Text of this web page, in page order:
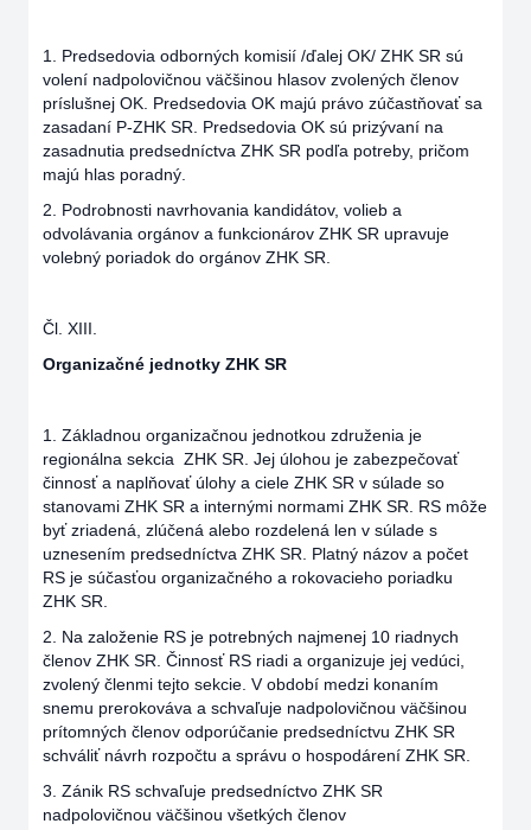
1. Predsedovia odborných komisií /ďalej OK/ ZHK SR sú
volení nadpolovičnou väčšinou hlasov zvolených členov
príslušnej OK. Predsedovia OK majú právo zúčastňovať sa
zasadaní P-ZHK SR. Predsedovia OK sú prizývaní na
zasadnutia predsedníctva ZHK SR podľa potreby, pričom
majú hlas poradný.
2. Podrobnosti navrhovania kandidátov, volieb a
odvolávania orgánov a funkcionárov ZHK SR upravuje
volebný poriadok do orgánov ZHK SR.
Čl. XIII.
Organizačné jednotky ZHK SR
1. Základnou organizačnou jednotkou združenia je
regionálna sekcia ZHK SR. Jej úlohou je zabezpečovať
činnosť a naplňovať úlohy a ciele ZHK SR v súlade so
stanovami ZHK SR a internými normami ZHK SR. RS môže
byť zriadená, zlúčená alebo rozdelená len v súlade s
uznesením predsedníctva ZHK SR. Platný názov a počet
RS je súčasťou organizačného a rokovacieho poriadku
ZHK SR.
2. Na založenie RS je potrebných najmenej 10 riadnych
členov ZHK SR. Činnosť RS riadi a organizuje jej vedúci,
zvolený členmi tejto sekcie. V období medzi konaním
snemu prerokováva a schvaľuje nadpolovičnou väčšinou
prítomných členov odporúčanie predsedníctvu ZHK SR
schváliť návrh rozpočtu a správu o hospodárení ZHK SR.
3. Zánik RS schvaľuje predsedníctvo ZHK SR
nadpolovičnou väčšinou všetkých členov